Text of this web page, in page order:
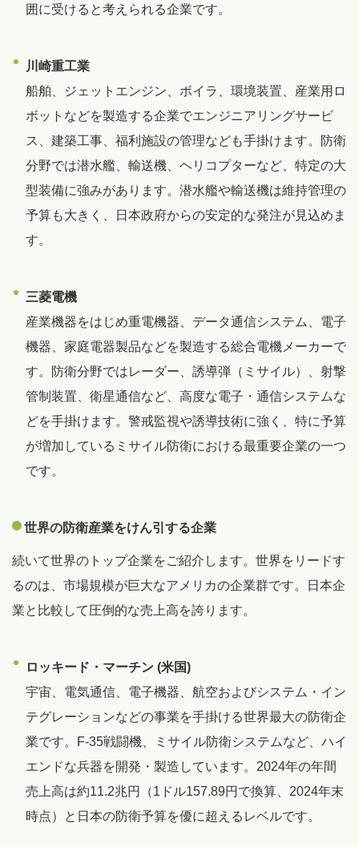
囲に受けると考えられる企業です。
川崎重工業
船舶、ジェットエンジン、ボイラ、環境装置、産業用ロ
ボットなどを製造する企業でエンジニアリングサービ
ス、建築工事、福利施設の管理なども手掛けます。防衛
分野では潜水艦、輸送機、ヘリコプターなど、特定の大
型装備に強みがあります。潜水艦や輸送機は維持管理の
予算も大きく、日本政府からの安定的な発注が見込めま
す。
三菱電機
産業機器をはじめ重電機器、データ通信システム、電子
機器、家庭電器製品などを製造する総合電機メーカーで
す。防衛分野ではレーダー、誘導弾（ミサイル）、射撃
管制装置、衛星通信など、高度な電子・通信システムな
どを手掛けます。警戒監視や誘導技術に強く、特に予算
が増加しているミサイル防衛における最重要企業の一つ
です。
世界の防衛産業をけん引する企業
続いて世界のトップ企業をご紹介します。世界をリードす
るのは、市場規模が巨大なアメリカの企業群です。日本企
業と比較して圧倒的な売上高を誇ります。
ロッキード・マーチン (米国)
宇宙、電気通信、電子機器、航空およびシステム・イン
テグレーションなどの事業を手掛ける世界最大の防衛企
業です。F-35戦闘機、ミサイル防衛システムなど、ハイ
エンドな兵器を開発・製造しています。2024年の年間
売上高は約11.2兆円（1ドル157.89円で換算、2024年末
時点）と日本の防衛予算を優に超えるレベルです。